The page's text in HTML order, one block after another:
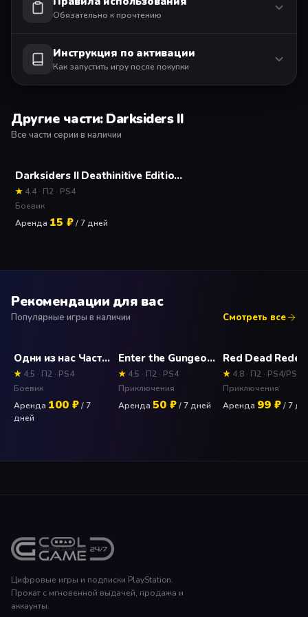
Обязательно к прочтению
Инструкция по активации
Как запустить игру после покупки
Другие части: Darksiders II
Все части серии в наличии
Darksiders II Deathinitive Edition Прокат и аренда игры 7 дней
★ 4.4 · П2 · PS4
Боевик
Аренда 15 ₽/ 7 дней
Рекомендации для вас
Популярные игры в наличии Смотреть все
Одни из нас Часть 2 (The Last of Us) Прокат и аренда игры 7 дней
★ 4.5 · П2 · PS4
Боевик
Аренда 100 ₽/ 7
дней
Enter the Gungeon Прокат и аренда игры 7 дней
★ 4.5 · П2 · PS4
Приключения
Аренда 50 ₽/ 7 дней
★ 4.8 · П2 · PS4/PS5
Приключения
Аренда 99 ₽/ 7
Цифровые игры и подписки PlayStation.
Прокат с мгновенной выдачей, продажа и
аккаунты.